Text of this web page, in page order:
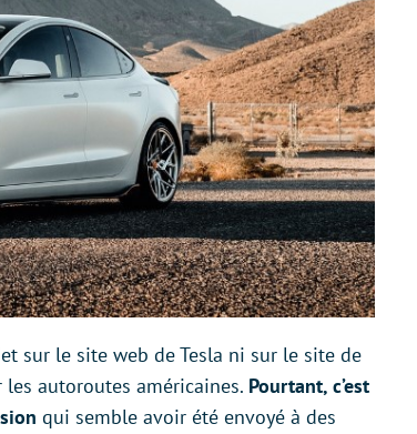
sur le site web de Tesla ni sur le site de
les autoroutes américaines. Pourtant, c’est
qui semble avoir été envoyé à des